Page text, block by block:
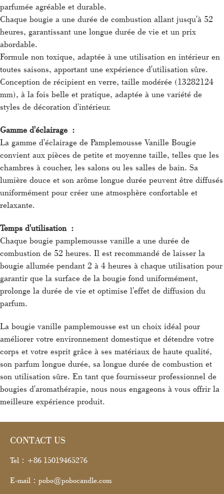
parfumée agréable et durable.
Chaque bougie a une durée de combustion allant jusqu'à 52
heures, garantissant une longue durée de vie et un prix
abordable.
Formule non toxique, adaptée à une utilisation en intérieur en
toutes saisons, apportant une expérience d'utilisation sûre.
Conception de récipient en verre, taille modérée (13282124
mm), à la fois belle et pratique, adaptée à une variété de
styles de décoration d'intérieur.
Gamme d'éclairage :
La gamme d'éclairage de Pamplemousse Vanille Bougie
convient aux pièces de petite et moyenne taille, telles que les
chambres à coucher, les salons ou les salles de bain. Sa
lumière douce et son arôme longue durée peuvent être diffusés
uniformément pour créer une atmosphère confortable et
relaxante.
Temps d'utilisation :
Chaque bougie pamplemousse vanille a une durée de
combustion de 52 heures. Il est recommandé de laisser la
bougie allumée pendant 2 à 4 heures à chaque utilisation pour
garantir que la surface de la bougie fond uniformément,
prolonge la durée de vie et optimise l'effet de diffusion du
parfum.
La bougie vanille pamplemousse est un choix idéal pour
améliorer votre environnement domestique et détendre votre
corps et votre esprit grâce à ses matériaux de haute qualité,
son parfum longue durée, sa longue durée de combustion et
son utilisation sûre. En tant que fournisseur professionnel de
bougies d'aromathérapie, nous nous engageons à vous offrir la
meilleure expérience produit.
CONTACT US
Tel：+86 15019465276
E-mail：pobo@pobocandle.com